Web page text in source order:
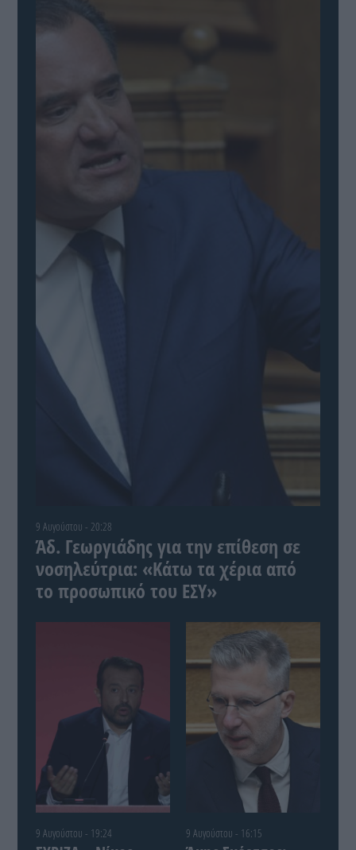
9 Αυγούστου - 20:28
Άδ. Γεωργιάδης για την επίθεση σε
νοσηλεύτρια: «Κάτω τα χέρια από
το προσωπικό του ΕΣΥ»
9 Αυγούστου - 19:24 9 Αυγούστου - 16:15